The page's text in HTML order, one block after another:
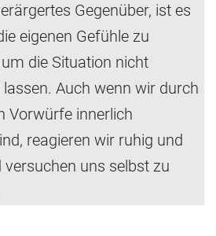
Gegenüber, ist es
eigenen Gefühle zu
die Situation nicht
Auch wenn wir durch
Vorwürfe innerlich
reagieren wir ruhig und
versuchen uns selbst zu